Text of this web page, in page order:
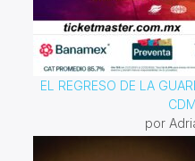
EL REGRESO DE LA
por